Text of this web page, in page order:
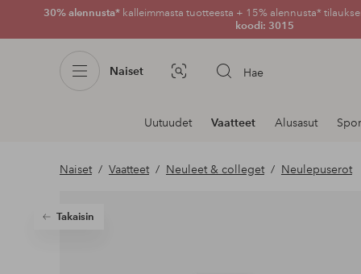
30% alennusta* kalleimmasta tuotteesta + 15% alennusta*
koodi: 3015
Naiset Kuvahaku Hae
Navigointi
osastoilla
Uutuudet Vaatteet Alusasut
Naiset Vaatteet Neuleet & colleget Neulepuserot
Takaisin